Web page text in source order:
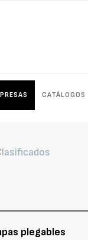
CATÁLOGOS
plegables